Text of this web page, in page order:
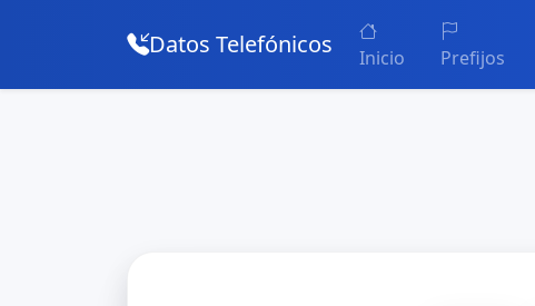
Datos Telefónicos Inicio Prefijos